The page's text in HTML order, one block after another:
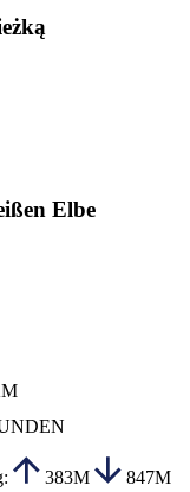
Elbe
383M 847M